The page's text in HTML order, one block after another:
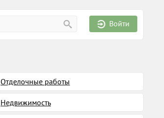
Войти
Отделочные работы
Недвижимость